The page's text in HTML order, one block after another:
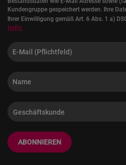
Kundengruppe gespeichert werden. Ihre
Ihrer Einwilligung gemäß Art. 6 Abs. 1 a)
Info
ABONNIEREN